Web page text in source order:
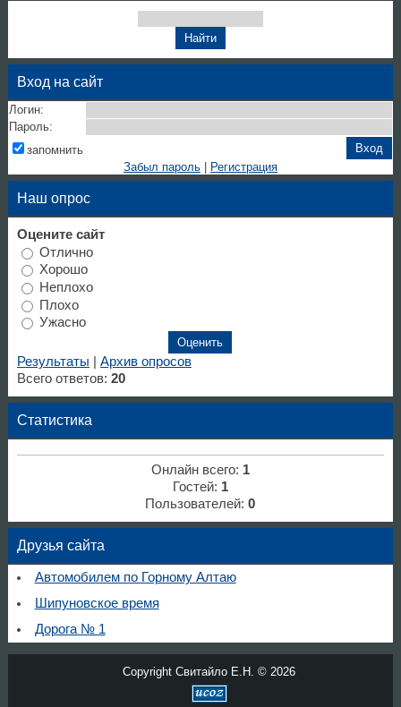
Вход на сайт
Логин:
Пароль:
запомнить
Забыл пароль| Регистрация
Наш опрос
Оцените сайт
Отлично
Хорошо
Неплохо
Плохо
Ужасно
Результаты
Архив опросов
Всего ответов: 20
Статистика
Онлайн всего: 1
Гостей: 1
Пользователей:0
Друзья сайта
Автомобилем по Горному Алтаю
Шипуновское время
Дорога № 1
Copyright Свитайло Е.Н. © 2026